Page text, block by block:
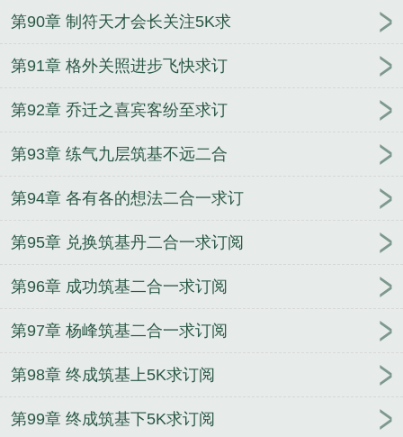
第90章 制符天才会长关注5K求
第91章 格外关照进步飞快求订
第92章 乔迁之喜宾客纷至求订
第93章 练气九层筑基不远二合
第94章 各有各的想法二合一求订
第95章 兑换筑基丹二合一求订阅
第96章 成功筑基二合一求订阅
第97章 杨峰筑基二合一求订阅
第98章 终成筑基上5K求订阅
第99章 终成筑基下5K求订阅